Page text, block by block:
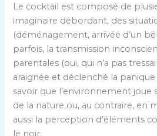
Le cocktail est composé de
imaginaire débordant, des
(déménagement, arrivée d’un
parfois, la transmission
parentales (oui, qui n’a pas
araignée et déclenché la
savoir que l’environnement joue
de la nature ou, au contraire, en
aussi la perception d’éléments
le noir.